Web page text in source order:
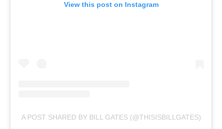
View this post on Instagram
A POST SHARED BY BILL GATES (@THISISBILLGATES)